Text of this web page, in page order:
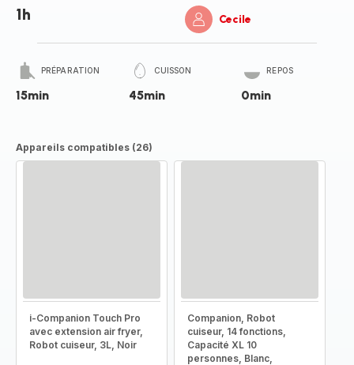
1h Cecile
PRÉPARATION
15min
CUISSON
45min
REPOS
0min
Appareils compatibles (26)
i-Companion Touch Pro
avec extension air fryer,
Robot cuiseur, 3L, Noir
Companion, Robot
cuiseur, 14 fonctions,
Capacité XL 10
personnes, Blanc,